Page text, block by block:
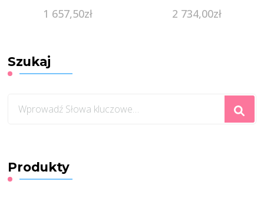
1 657,50zł 2 734,00zł
Szukaj
czegoś?
Produkty